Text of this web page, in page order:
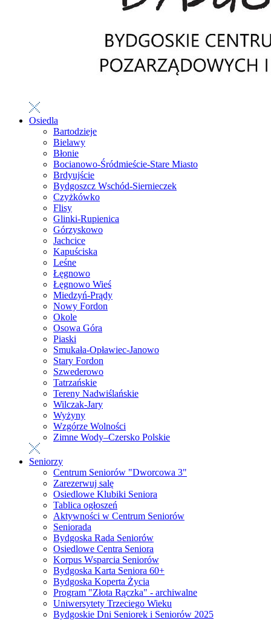
Osiedla
Bartodzieje
Bielawy
Błonie
Bocianowo-Śródmieście-Stare Miasto
Brdyujście
Bydgoszcz Wschód-Siernieczek
Czyżkówko
Flisy
Glinki-Rupienica
Górzyskowo
Jachcice
Kapuściska
Leśne
Łęgnowo
Łęgnowo Wieś
Miedzyń-Prądy
Nowy Fordon
Okole
Osowa Góra
Piaski
Smukała-Opławiec-Janowo
Stary Fordon
Szwederowo
Tatrzańskie
Tereny Nadwiślańskie
Wilczak-Jary
Wyżyny
Wzgórze Wolności
Zimne Wody–Czersko Polskie
Seniorzy
Centrum Seniorów "Dworcowa 3"
Zarezerwuj salę
Osiedlowe Klubiki Seniora
Tablica ogłoszeń
Aktywności w Centrum Seniorów
Seniorada
Bydgoska Rada Seniorów
Osiedlowe Centra Seniora
Korpus Wsparcia Seniorów
Bydgoska Karta Seniora 60+
Bydgoska Koperta Życia
Program "Złota Rączka" - archiwalne
Uniwersytety Trzeciego Wieku
Bydgoskie Dni Seniorek i Seniorów 2025